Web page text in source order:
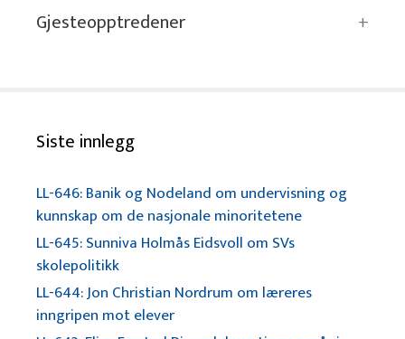
Gjesteopptredener
Siste innlegg
LL-646: Banik og Nodeland om undervisning og
kunnskap om de nasjonale minoritetene
LL-645: Sunniva Holmås Eidsvoll om SVs
skolepolitikk
LL-644: Jon Christian Nordrum om læreres
inngripen mot elever